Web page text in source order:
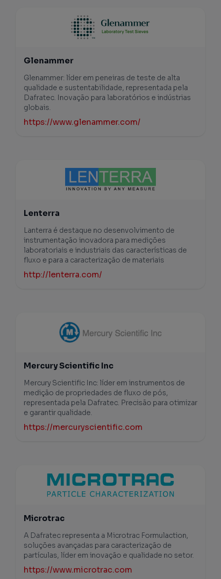
Glenammer
Glenammer: líder em peneiras de teste de alta
qualidade e sustentabilidade, representada pela
Dafratec. Inovação para laboratórios e indústrias
globais.
https://www.glenammer.com/
Lenterra
Lanterra é destaque no desenvolvimento de
instrumentação inovadora para medições
laboratoriais e industriais das características de
fluxo e para a caracterização de materiais
http://lenterra.com/
Mercury Scientific Inc
Mercury Scientific Inc: líder em instrumentos de
medição de propriedades de fluxo de pós,
representada pela Dafratec. Precisão para otimizar
e garantir qualidade.
https://mercuryscientific.com
Microtrac
A Dafratec representa a Microtrac Formulaction,
soluções avançadas para caracterização de
partículas, líder em inovação e qualidade no setor.
https://www.microtrac.com